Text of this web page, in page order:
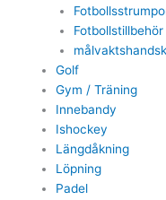
Fotbollstillbehör
Golf
Gym / Träning
Innebandy
Ishockey
Längdåkning
Löpning
Padel